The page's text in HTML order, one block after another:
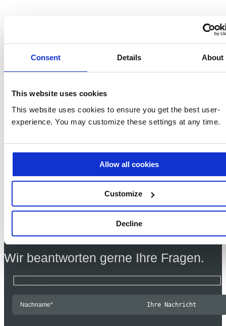
Consent Details About
This website uses cookies
This website uses cookies to ensure you get the best user-
experience. You may customize these settings at any time.
Allow all cookies
Customize
Decline
AI Envision: Warum die Einführung von KI ins Stocken gerät
und was Unternehmen dabei übersehen
AI Envision: Wie man die Faszination für KI in konkrete,
alltägliche Ergebnisse umsetzt
Möchten Sie mehr
Wir beantworten gerne Ihre Fragen.